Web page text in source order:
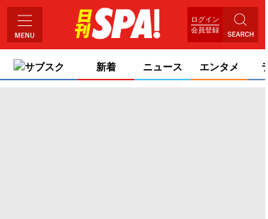
ログイン
会員登録
サブスク 新着 ニュース エンタメ